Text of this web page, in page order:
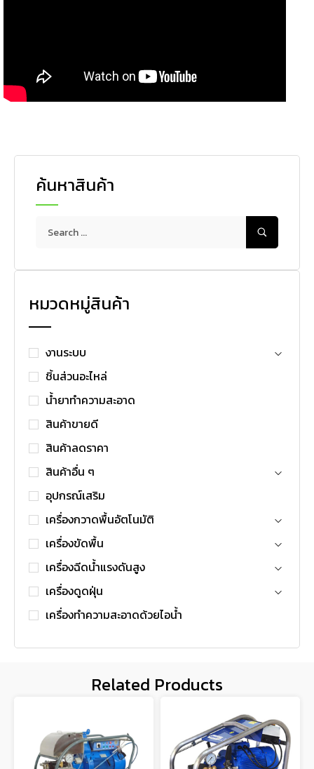
ค้นหาสินค้า
หมวดหมู่สินค้า
งานระบบ
ชิ้นส่วนอะไหล่
น้ำยาทำความสะอาด
สินค้าขายดี
สินค้าลดราคา
สินค้าอื่น ๆ
อุปกรณ์เสริม
เครื่องกวาดพื้นอัตโนมัติ
เครื่องขัดพื้น
เครื่องฉีดน้ำแรงดันสูง
เครื่องดูดฝุ่น
เครื่องทำความสะอาดด้วยไอน้ำ
Related Products